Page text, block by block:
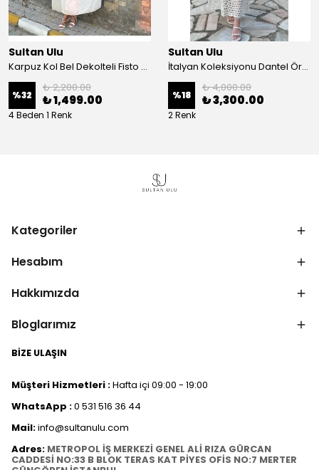
Sultan Ulu
Karpuz Kol Bel Dekolteli Fisto Uzun Elbise - Beyaz
%32
₺ 2,200.00
₺ 1,499.00
4 Beden 1 Renk
Sultan Ulu
İtalyan Koleksiyonu Dantel Örgü Maxi Elbise - Krem
%18
₺ 4,000.00
₺ 3,300.00
2 Renk
Kategoriler
Hesabım
Hakkımızda
Bloglarımız
BİZE ULAŞIN
Müşteri Hizmetleri :Hafta içi 09:00 - 19:00
WhatsApp :0 531 516 36 44
Mail:info@sultanulu.com
Adres: METROPOL İŞ MERKEZİ GENEL ALİ RIZA GÜRCAN
CADDESİ NO:33 B BLOK TERAS KAT PİYES OFİS NO:7 MERTER